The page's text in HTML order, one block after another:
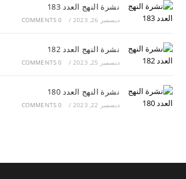
نشرة النهج العدد 183
ديسمبر 26, 2023 /
0 COMMENTS
نشرة النهج العدد 182
ديسمبر 25, 2023 /
0 COMMENTS
نشرة النهج العدد 180
ديسمبر 22, 2023 /
0 COMMENTS